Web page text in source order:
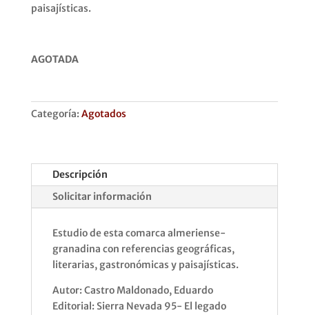
paisajísticas.
AGOTADA
Categoría:Agotados
Descripción
Solicitar información
Estudio de esta comarca almeriense-
granadina con referencias geográficas,
literarias, gastronómicas y paisajísticas.
Autor: Castro Maldonado, Eduardo
Editorial: Sierra Nevada 95- El legado